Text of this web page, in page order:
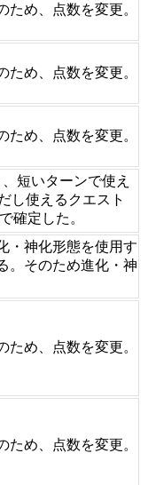
ため、点数を変更。
ため、点数を変更。
ため、点数を変更。
短いターンで使え
し使えるクエスト
確定した。
・神化形態を使用す
。そのため進化・神
ため、点数を変更。
ため、点数を変更。